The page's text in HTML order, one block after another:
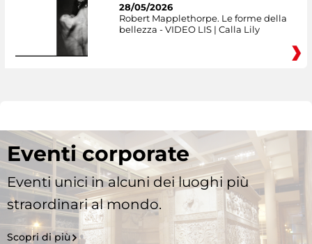
28/05/2026
Robert Mapplethorpe. Le forme della
bellezza - VIDEO LIS | Calla Lily
Eventi corporate
Eventi unici in alcuni dei luoghi più
straordinari al mondo.
Scopri di più